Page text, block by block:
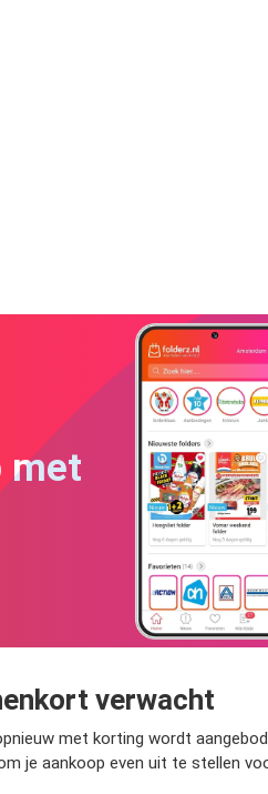
met
verwacht
met korting wordt
je aankoop even uit te stellen